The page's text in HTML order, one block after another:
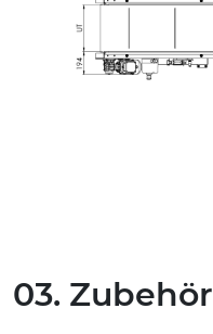
03. Zubehör